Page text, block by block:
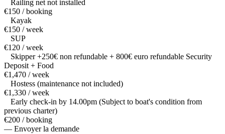
Railing net not installed
€150 / booking
Kayak
€150 / week
SUP
€120 / week
Skipper +250€ non refundable + 800€ euro refundable Security
Deposit + Food
€1,470 / week
Hostess (maintenance not included)
€1,330 / week
Early check-in by 14.00pm (Subject to boat's condition from
previous charter)
€200 / booking
— Envoyer la demande